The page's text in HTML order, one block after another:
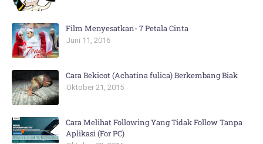
Film Menyesatkan- 7 Petala Cinta
Juni 11, 2016
Cara Bekicot (Achatina fulica) Berkembang Biak
Oktober 21, 2015
Cara Melihat Following Yang Tidak Follow Tanpa
Aplikasi (For PC)